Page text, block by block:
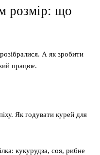
розмір: що
А як зробити
працює.
Як годувати курей для
кукурудза, соя, рибне